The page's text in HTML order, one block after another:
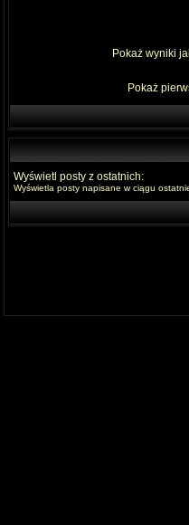
Pokaż wyniki
Pokaż
Wyświetl posty z ostatnich:
Wyświetla posty napisane w ciągu